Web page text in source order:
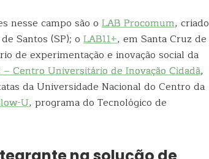
nesse campo são o LAB Procomum, criado
Santos (SP); o LAB11+, em Santa Cruz de
de experimentação e inovação social da
– Centro Universitário de Inovação Cidadã,
da Universidade Nacional do Centro da
U, programa do Tecnológico de